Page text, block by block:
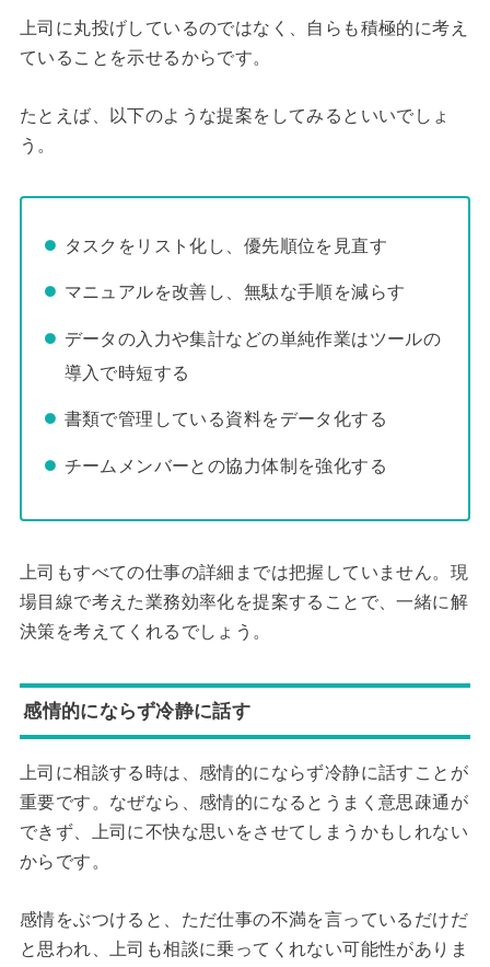
上司に丸投げしているのではなく、自らも積極的に考え
ていることを示せるからです。
たとえば、以下のような提案をしてみるといいでしょ
う。
タスクをリスト化し、優先順位を見直す
マニュアルを改善し、無駄な手順を減らす
データの入力や集計などの単純作業はツールの
導入で時短する
書類で管理している資料をデータ化する
チームメンバーとの協力体制を強化する
上司もすべての仕事の詳細までは把握していません。現
場目線で考えた業務効率化を提案することで、一緒に解
決策を考えてくれるでしょう。
感情的にならず冷静に話す
上司に相談する時は、感情的にならず冷静に話すことが
重要です。なぜなら、感情的になるとうまく意思疎通が
できず、上司に不快な思いをさせてしまうかもしれない
からです。
感情をぶつけると、ただ仕事の不満を言っているだけだ
と思われ、上司も相談に乗ってくれない可能性がありま